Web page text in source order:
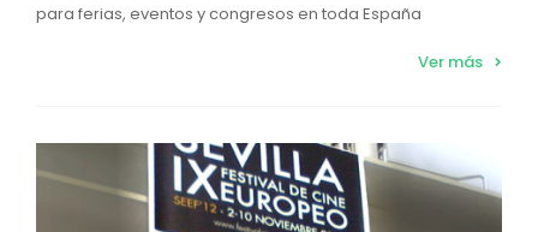
para ferias, eventos y congresos en toda España
Ver más